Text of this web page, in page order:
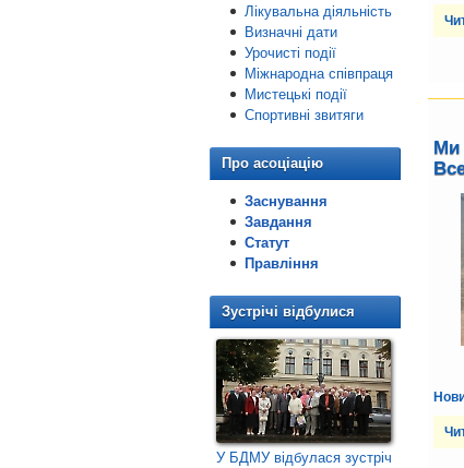
Лікувальна діяльність
Визначні дати
Урочисті події
Міжнародна співпраця
Мистецькі події
Спортивні звитяги
Про асоціацію
Заснування
Завдання
Статут
Правління
Зустрічі відбулися
У БДМУ відбулася зустріч
Ми